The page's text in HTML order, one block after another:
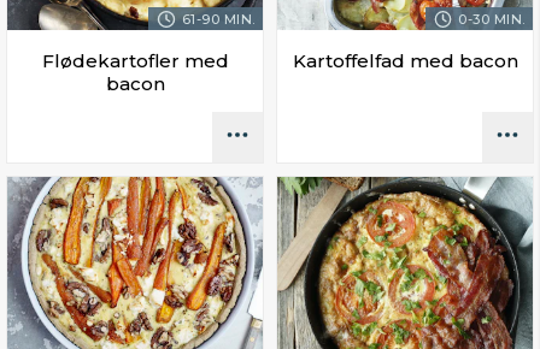
61-90 MIN.
Flødekartofler med
bacon
0-30 MIN.
Kartoffelfad med bacon